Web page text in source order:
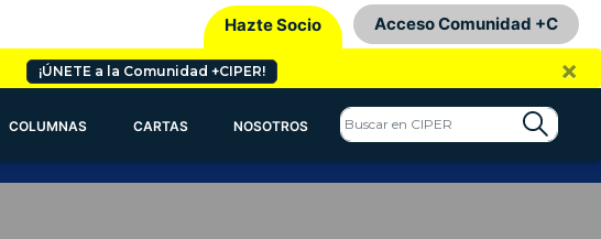
Hazte Socio Acceso Comunidad +C
¡ÚNETE a la Comunidad +CIPER! ×
COLUMNAS CARTAS NOSOTROS